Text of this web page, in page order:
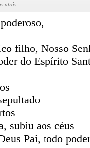
atrás
filho, Nosso
do Espírito
subiu aos céus
Pai, todo